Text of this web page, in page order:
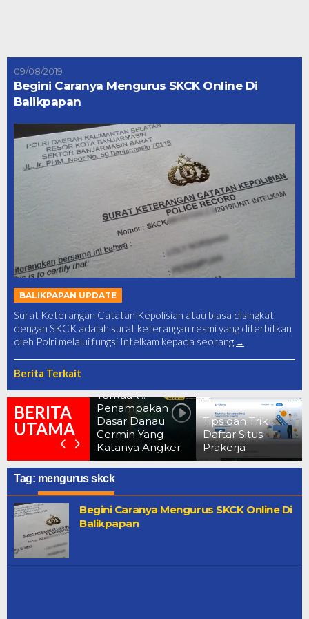
09/08/2019
Begini Caranya Mengurus SKCK Online Di
Balikpapan
BALIKPAPAN UPDATE
Surat Keterangan Catatan Kepolisian atau biasa disingkat
dengan SKCK adalah surat keterangan resmi yang diterbitkan
oleh Polri melalui fungsi Intelkam kepada seorang
Berita Terkait
BERITA
UTAMA
Terkuak !!
Penampakan
Dasar Danau
Cermin Yang
Katanya Angker
Tips dan Trik
Daftar Situs
Prakerja
10 Foto
After
Corona Saat
Lockdown
Tag: mengurus skck
Begini Caranya Mengurus SKCK Online Di
Balikpapan